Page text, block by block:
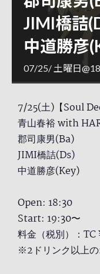
JIMI橋詰
中道勝彦
07/25/ 土曜日
7/25(土)【Soul
青山春裕 with
郡司康男(Ba)
JIMI橋詰(Ds)
中道勝彦(Key)
Open: 18:30
Start: 19:30〜
料金（税別）：
※2ドリンク以上の